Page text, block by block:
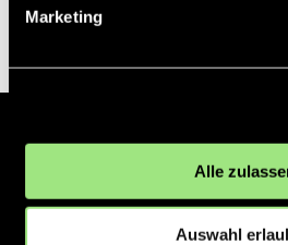
Marketing
Alle
Auswahl
Der Hockeyliga e.V. ist verantwortlich
der Halle. Insgesamt sind über 60
Hockeyliga organisiert, sowohl im